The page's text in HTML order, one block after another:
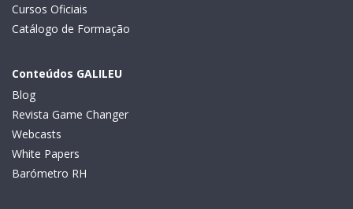
Cursos Oficiais
Catálogo de Formação
Conteúdos GALILEU
Blog
Revista Game Changer
Webcasts
White Papers
Barómetro RH